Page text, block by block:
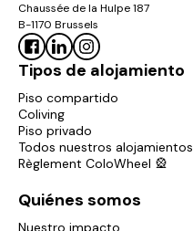
Chaussée de la Hulpe 187
B-1170 Brussels
Tipos de alojamiento
Piso compartido
Coliving
Piso privado
Todos nuestros alojamientos
Règlement ColoWheel 🎡
Quiénes somos
Nuestro impacto